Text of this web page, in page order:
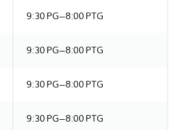
9:30 PG–8:00 PTG
9:30 PG–8:00 PTG
9:30 PG–8:00 PTG
9:30 PG–8:00 PTG